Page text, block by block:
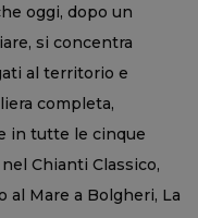
oggi, dopo un
si concentra
al territorio e
completa,
in tutte le cinque
Chianti Classico,
al Mare a Bolgheri, La